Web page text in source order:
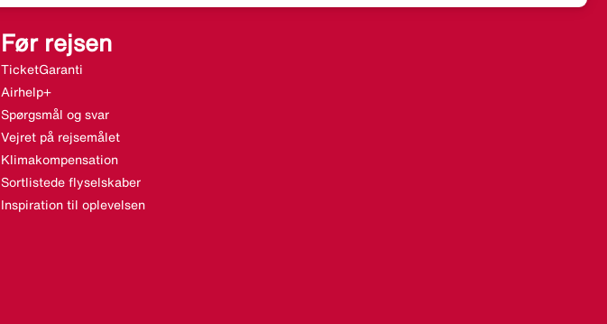
Før rejsen
TicketGaranti
Airhelp+
Spørgsmål og svar
Vejret på rejsemålet
Klimakompensation
Sortlistede flyselskaber
Inspiration til oplevelsen